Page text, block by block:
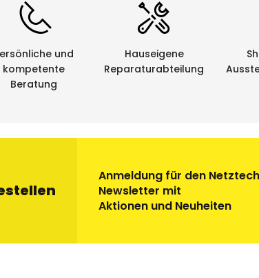
und
kompetente
Beratung
Hauseigene
Reparaturabteilung
Anmeldung für den Netztech
Newsletter mit
Aktionen und Neuheiten